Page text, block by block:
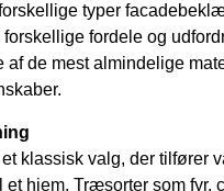
typer
fordele og
af de mest almindelige
klassisk valg, der tilfører
et hjem. Træsorter som fyr,